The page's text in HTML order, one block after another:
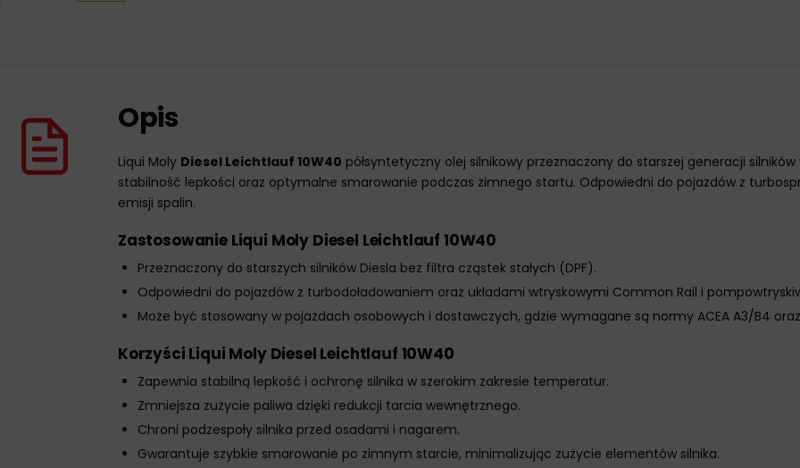
Opis
Liqui Moly Diesel Leichtlauf 10W40 półsyntetyczny olej silnikowy przeznaczony do starszej generacji
stabilność lepkości oraz optymalne smarowanie podczas zimnego startu. Odpowiedni do pojazdów z
emisji spalin.
Zastosowanie Liqui Moly Diesel Leichtlauf 10W40
Przeznaczony do starszych silników Diesla bez filtra cząstek stałych (DPF).
Odpowiedni do pojazdów z turbodoładowaniem oraz układami wtryskowymi Common Rail i
Może być stosowany w pojazdach osobowych i dostawczych, gdzie wymagane są normy ACEA A3/B4 oraz
Korzyści Liqui Moly Diesel Leichtlauf 10W40
Zapewnia stabilną lepkość i ochronę silnika w szerokim zakresie temperatur.
Zmniejsza zużycie paliwa dzięki redukcji tarcia wewnętrznego.
Chroni podzespoły silnika przed osadami i nagarem.
Gwarantuje szybkie smarowanie po zimnym starcie, minimalizując zużycie elementów silnika.